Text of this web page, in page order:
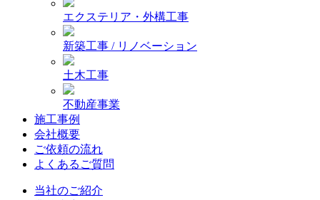
エクステリア・外構工事
新築工事 / リノベーション
土木工事
不動産事業
施工事例
会社概要
ご依頼の流れ
よくあるご質問
当社のご紹介